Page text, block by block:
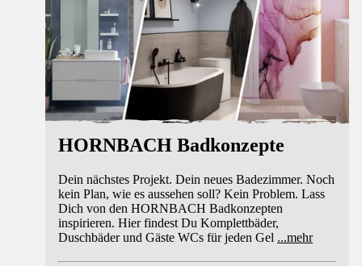
HORNBACH Badkonzepte
Dein nächstes Projekt. Dein neues Badezimmer. Noch
kein Plan, wie es aussehen soll? Kein Problem. Lass
Dich von den HORNBACH Badkonzepten
inspirieren. Hier findest Du Komplettbäder,
Duschbäder und Gäste WCs für jeden Gel ...mehr